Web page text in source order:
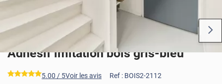
Adhésif imitation bois gris-bleu
*****
5.00 / 5Voir les avis Ref : BOIS2-2112